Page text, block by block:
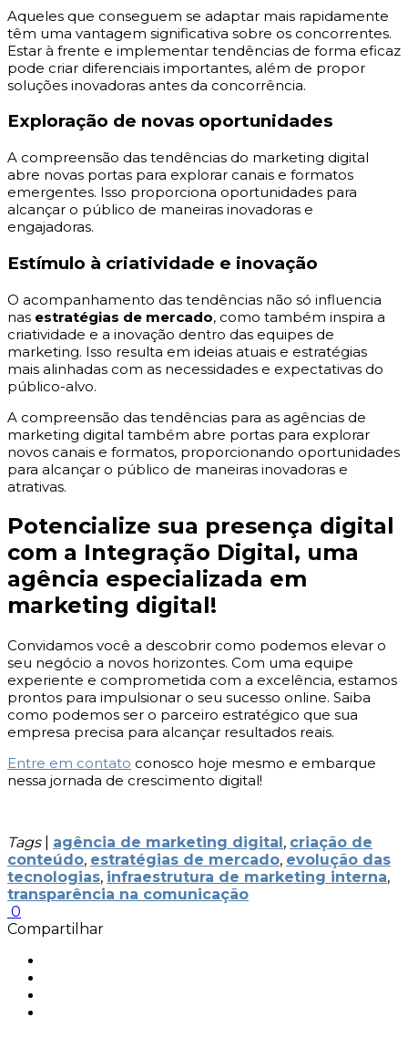
Aqueles que conseguem se adaptar mais rapidamente
têm uma vantagem significativa sobre os concorrentes.
Estar à frente e implementar tendências de forma eficaz
pode criar diferenciais importantes, além de propor
soluções inovadoras antes da concorrência.
Exploração de novas oportunidades
A compreensão das tendências do marketing digital
abre novas portas para explorar canais e formatos
emergentes. Isso proporciona oportunidades para
alcançar o público de maneiras inovadoras e
engajadoras.
Estímulo à criatividade e inovação
O acompanhamento das tendências não só influencia
nas estratégias de mercado, como também inspira a
criatividade e a inovação dentro das equipes de
marketing. Isso resulta em ideias atuais e estratégias
mais alinhadas com as necessidades e expectativas do
público-alvo.
A compreensão das tendências para as agências de
marketing digital também abre portas para explorar
novos canais e formatos, proporcionando oportunidades
para alcançar o público de maneiras inovadoras e
atrativas.
Potencialize sua presença digital
com a Integração Digital, uma
agência especializada em
marketing digital!
Convidamos você a descobrir como podemos elevar o
seu negócio a novos horizontes. Com uma equipe
experiente e comprometida com a excelência, estamos
prontos para impulsionar o seu sucesso online. Saiba
como podemos ser o parceiro estratégico que sua
empresa precisa para alcançar resultados reais.
Entre em contato conosco hoje mesmo e embarque
nessa jornada de crescimento digital!
Tags| agência de marketing digital , criação de
conteúdo, estratégias de mercado, evolução das
tecnologias, infraestrutura de marketing interna,
transparência na comunicação
0
Compartilhar